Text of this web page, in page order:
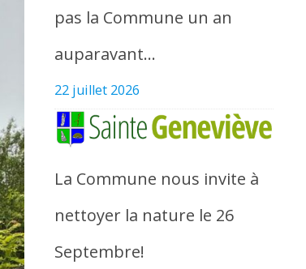
pas la Commune un an
auparavant…
22 juillet 2026
La Commune nous invite à
nettoyer la nature le 26
Septembre!